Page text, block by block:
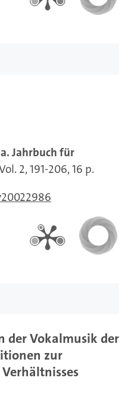
Jahrbuch für
2, 191-206, 16 p.
der Vokalmusik der
zur